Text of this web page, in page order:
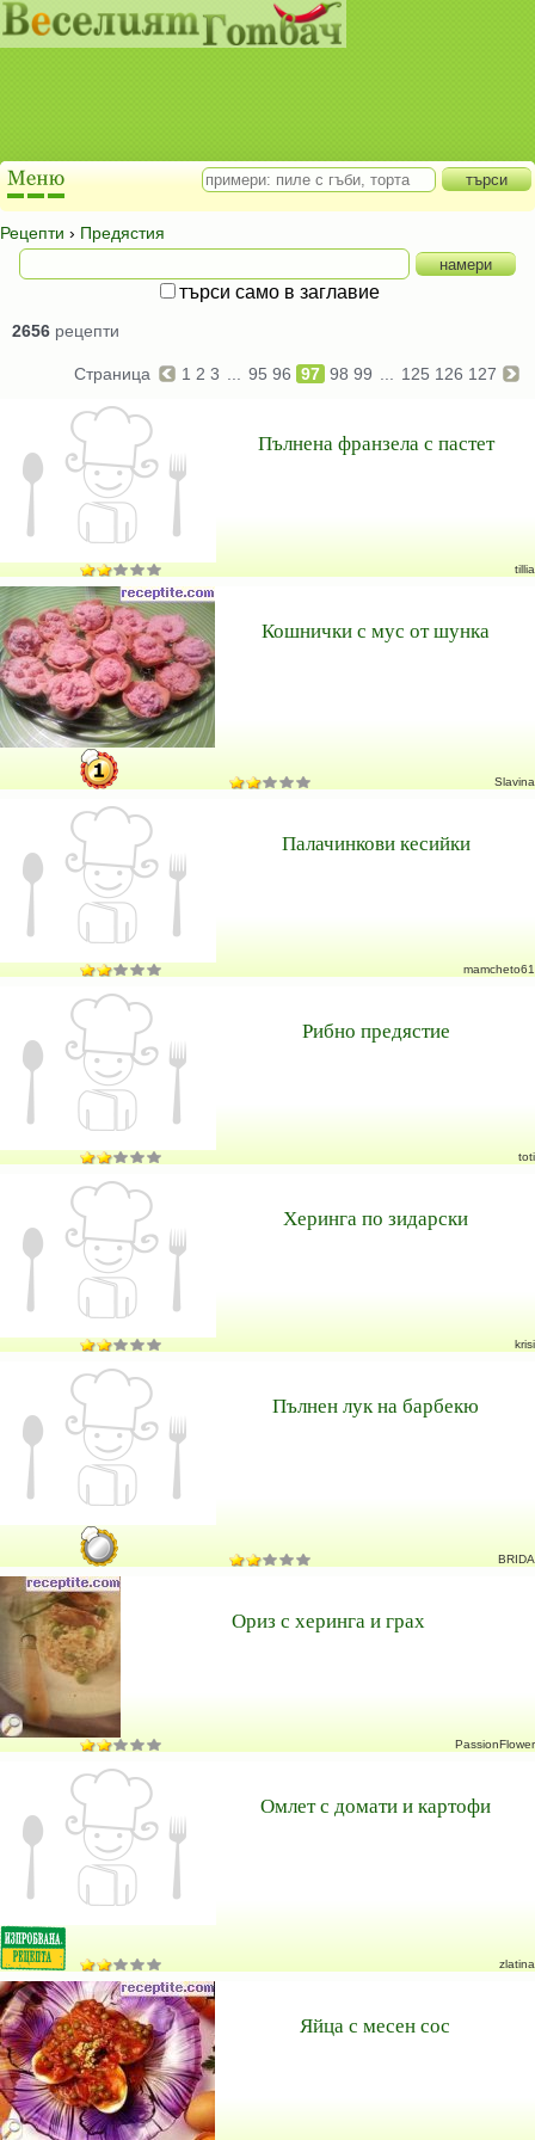
Рецепти › Предястия
търси само в заглавие
2656 рецепти
Страница 1 2 3 95 96 97 98 99 125 126 127
Пълнена франзела с пастет
tillia
Кошнички с мус от шунка
Slavina
Палачинкови кесийки
mamcheto61
Рибно предястие
toti
Херинга по зидарски
krisi
Пълнен лук на барбекю
BRIDA
Ориз с херинга и грах
PassionFlower
Омлет с домати и картофи
zlatina
Яйца с месен сос